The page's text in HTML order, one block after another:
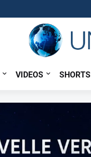
VIDEOS SHORTS